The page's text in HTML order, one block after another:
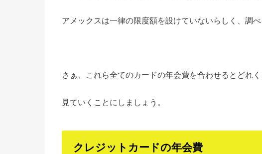
アメックスは一律の限度額を設けていないらしく、調べ
さぁ、これら全てのカードの年会費を合わせるとどれ
見ていくことにしましょう。
クレジットカードの年会費